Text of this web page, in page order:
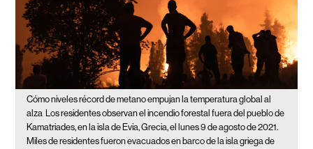
Cómo niveles récord de metano empujan la temperatura global al
alza Los residentes observan el incendio forestal fuera del pueblo de
Kamatriades, en la isla de Evia, Grecia, el lunes 9 de agosto de 2021.
Miles de residentes fueron evacuados en barco de la isla griega de